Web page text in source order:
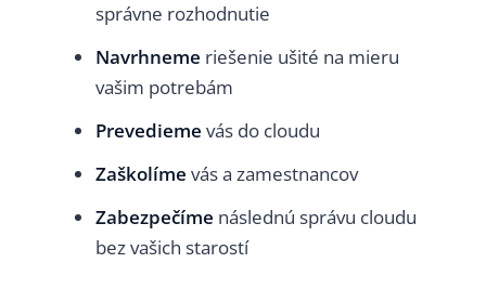
správne rozhodnutie
Navrhneme riešenie ušité na mieru
vašim potrebám
Prevedieme vás do cloudu
Zaškolíme vás a zamestnancov
Zabezpečíme následnú správu cloudu
bez vašich starostí